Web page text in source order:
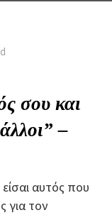
σου και
–
αυτός που
για τον